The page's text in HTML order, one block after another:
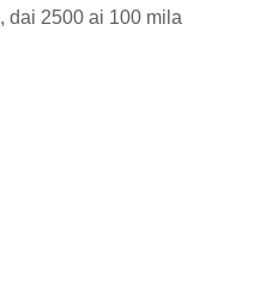
dai 2500 ai 100 mila